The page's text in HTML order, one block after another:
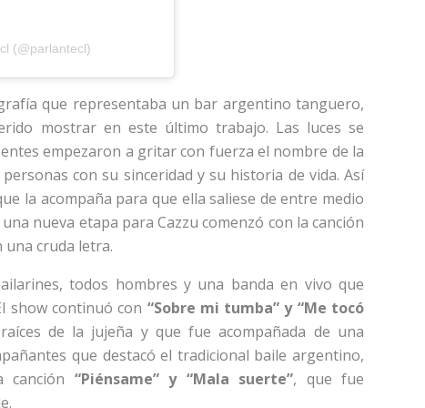
(@parlantecl)
que representaba un bar argentino tanguero,
mostrar en este último trabajo. Las luces se
empezaron a gritar con fuerza el nombre de la
con su sinceridad y su historia de vida. Así
la acompaña para que ella saliese de entre medio
nueva etapa para Cazzu comenzó con la canción
una cruda letra.
todos hombres y una banda en vivo que
show continuó con “Sobre mi tumba” y “Me tocó
de la jujeña y que fue acompañada de una
que destacó el tradicional baile argentino,
canción “Piénsame” y “Mala suerte”, que fue